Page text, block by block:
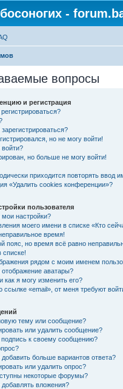
-
вопросы
и регистрация
но не могу войти!
но больше не могу войти!
приходится повторять ввод
«Удалить cookies конференции»?
пользователя
настройки?
моего имени в списке «Кто
время!
пояс, но время всё равно
списке!
рядом с моим именем
аватары?
как я могу изменить его?
ссылке «email», от меня требуют
тему или сообщение?
или удалить сообщение?
подпись к своему сообщению?
больше вариантов ответа?
или удалить опрос?
некоторые форумы?
вложения?